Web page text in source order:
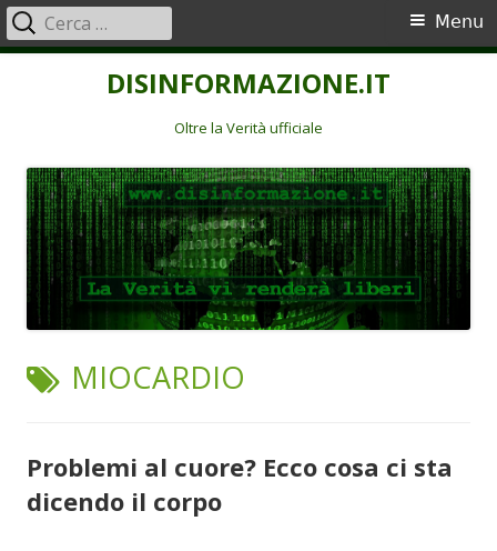
DISINFORMAZIONE.IT
Oltre la Verità ufficiale
Menu
principale
Menu
Ricerca
per:
TAG:
MIOCARDIO
Problemi al cuore? Ecco cosa ci sta
dicendo il corpo